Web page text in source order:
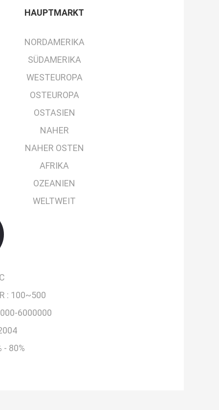
HAUPTMARKT
NORDAMERIKA
SÜDAMERIKA
WESTEUROPA
OSTEUROPA
OSTASIEN
NAHER
NAHER OSTEN
AFRIKA
OZEANIEN
WELTWEIT
: 100~500
6000000
- 80%